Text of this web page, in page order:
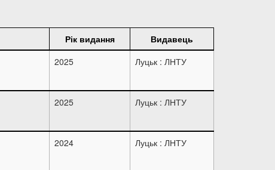
Рік видання
Видавець
2025 Луцьк : ЛНТУ
2025 Луцьк : ЛНТУ
2024 Луцьк : ЛНТУ